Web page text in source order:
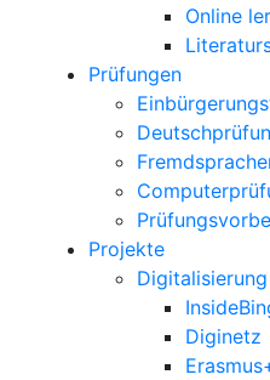
Online
Prüfungen
Projekte
Digitalisierung
Diginetz